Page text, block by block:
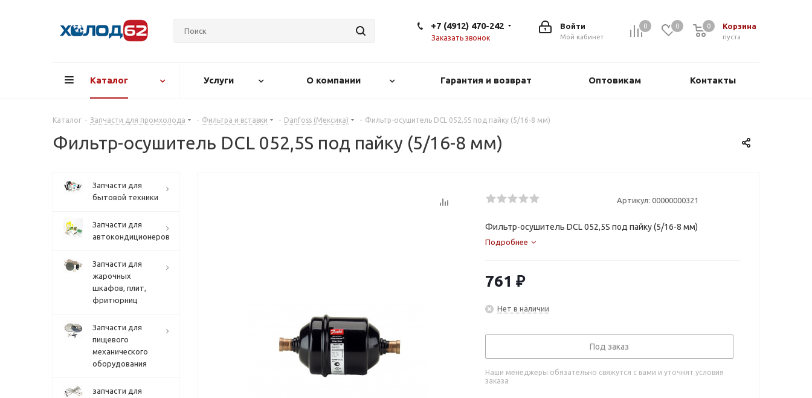
0 0 Корзина
0
пуста
0
Войти
Мой кабинет
+7 (4912) 470-242
Заказать звонок
Каталог Услуги О компании Гарантия и возврат Оптовикам Контакты
Каталог - Запчасти для промхолода - Фильтра и вставки - Danfoss (Мексика) - Фильтр-осушитель DCL 052,5S под пайку (5/16-8 мм)
Фильтр-осушитель DCL 052,5S под пайку (5/16-8 мм)
Артикул: 00000000321
Фильтр-осушитель DCL 052,5S под пайку (5/16-8 мм)
Подробнее
761 ₽
Нет в наличии
Под заказ
Наши менеджеры обязательно свяжутся с вами и уточнят условия
заказа
Запчасти для
бытовой техники
Запчасти для
автокондиционеров
Запчасти для
жарочных
шкафов, плит,
фритюрниц
Запчасти для
пищевого
механического
оборудования
запчасти для